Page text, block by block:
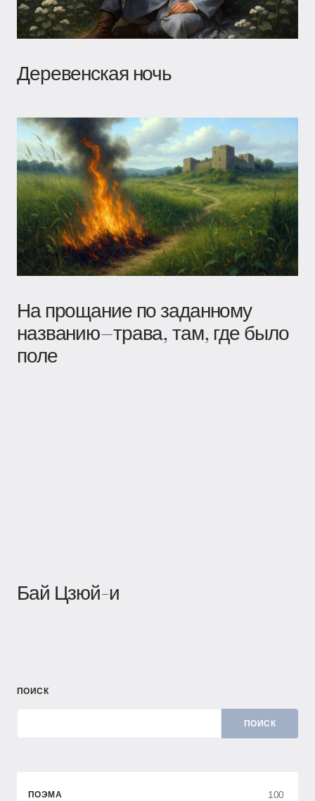
Деревенская ночь
На прощание по заданному
названию—трава, там, где было
поле
Бай Цзюй-и
ПОИСК
ПОИСК
ПОЭМА 100